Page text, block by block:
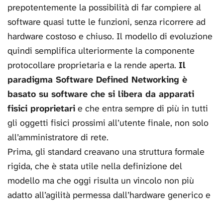
prepotentemente la possibilità di far compiere al
software quasi tutte le funzioni, senza ricorrere ad
hardware costoso e chiuso. Il modello di evoluzione
quindi semplifica ulteriormente la componente
protocollare proprietaria e la rende aperta. Il
paradigma Software Defined Networking è
basato su software che si libera da apparati
fisici proprietari e che entra sempre di più in tutti
gli oggetti fisici prossimi all’utente finale, non solo
all’amministratore di rete.
Prima, gli standard creavano una struttura formale
rigida, che è stata utile nella definizione del
modello ma che oggi risulta un vincolo non più
adatto all’agilità permessa dall’hardware generico e